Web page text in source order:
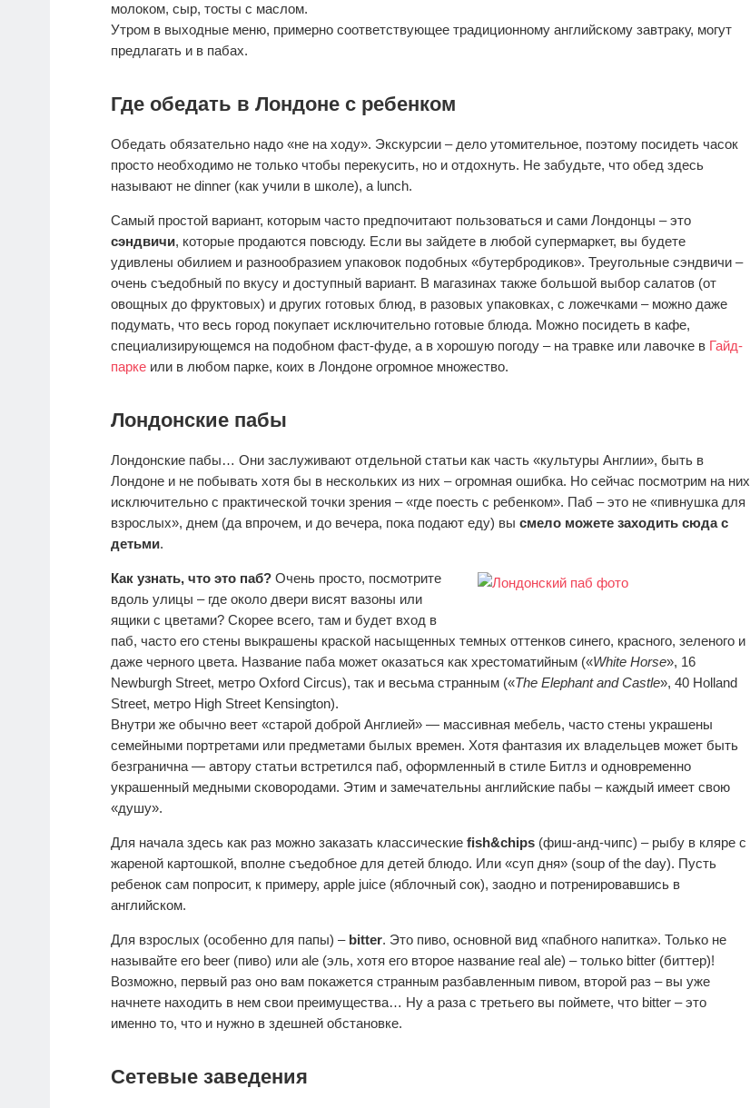
молоком, сыр, тосты с маслом.
Утром в выходные меню, примерно соответствующее традиционному английскому завтраку, могут
предлагать и в пабах.
Где обедать в Лондоне с ребенком
Обедать обязательно надо «не на ходу». Экскурсии – дело утомительное, поэтому посидеть часок
просто необходимо не только чтобы перекусить, но и отдохнуть. Не забудьте, что обед здесь
называют не dinner (как учили в школе), а lunch.
Самый простой вариант, которым часто предпочитают пользоваться и сами Лондонцы – это
сэндвичи, которые продаются повсюду. Если вы зайдете в любой супермаркет, вы будете
удивлены обилием и разнообразием упаковок подобных «бутербродиков». Треугольные сэндвичи –
очень съедобный по вкусу и доступный вариант. В магазинах также большой выбор салатов (от
овощных до фруктовых) и других готовых блюд, в разовых упаковках, с ложечками – можно даже
подумать, что весь город покупает исключительно готовые блюда. Можно посидеть в кафе,
специализирующемся на подобном фаст-фуде, а в хорошую погоду – на травке или лавочке в Гайд-
парке или в любом парке, коих в Лондоне огромное множество.
Лондонские пабы
Лондонские пабы… Они заслуживают отдельной статьи как часть «культуры Англии», быть в
Лондоне и не побывать хотя бы в нескольких из них – огромная ошибка. Но сейчас посмотрим на них
исключительно с практической точки зрения – «где поесть с ребенком». Паб – это не «пивнушка для
взрослых», днем (да впрочем, и до вечера, пока подают еду) вы смело можете заходить сюда с
детьми.
Как узнать, что это паб? Очень просто, посмотрите
вдоль улицы – где около двери висят вазоны или
ящики с цветами? Скорее всего, там и будет вход в
паб, часто его стены выкрашены краской насыщенных темных оттенков синего, красного, зеленого и
даже черного цвета. Название паба может оказаться как хрестоматийным («White Horse», 16
Newburgh Street, метро Oxford Circus), так и весьма странным («The Elephant and Castle», 40 Holland
Street, метро High Street Kensington).
Внутри же обычно веет «старой доброй Англией» — массивная мебель, часто стены украшены
семейными портретами или предметами былых времен. Хотя фантазия их владельцев может быть
безгранична — автору статьи встретился паб, оформленный в стиле Битлз и одновременно
украшенный медными сковородами. Этим и замечательны английские пабы – каждый имеет свою
«душу».
Для начала здесь как раз можно заказать классические fish&chips (фиш-анд-чипс) – рыбу в кляре с
жареной картошкой, вполне съедобное для детей блюдо. Или «суп дня» (soup of the day). Пусть
ребенок сам попросит, к примеру, apple juice (яблочный сок), заодно и потренировавшись в
английском.
Для взрослых (особенно для папы) – bitter. Это пиво, основной вид «пабного напитка». Только не
называйте его beer (пиво) или ale (эль, хотя его второе название real ale) – только bitter (биттер)!
Возможно, первый раз оно вам покажется странным разбавленным пивом, второй раз – вы уже
начнете находить в нем свои преимущества… Ну а раза с третьего вы поймете, что bitter – это
именно то, что и нужно в здешней обстановке.
Сетевые заведения